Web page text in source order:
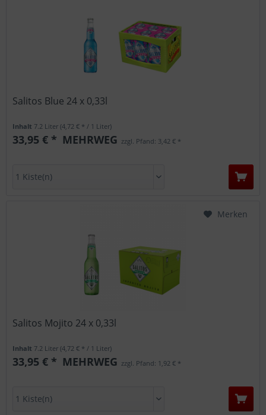
Salitos Blue 24 x 0,33l
Inhalt 7.2 Liter(4,72 € * / 1 Liter)
33,95 € * MEHRWEG zzgl. Pfand: 3,42 € *
Salitos Mojito 24 x 0,33l
Inhalt 7.2 Liter(4,72 € * / 1 Liter)
33,95 € * MEHRWEG zzgl. Pfand: 1,92 € *
Merken